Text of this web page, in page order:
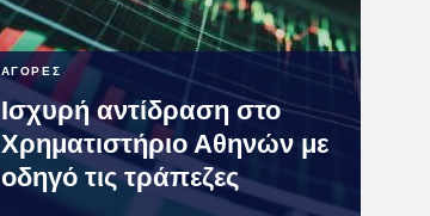
ΑΓΟΡΕΣ
Ισχυρή αντίδραση στο
Χρηματιστήριο Αθηνών με
οδηγό τις τράπεζες